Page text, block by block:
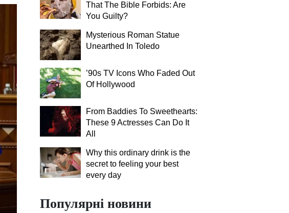
That The Bible Forbids: Are
You Guilty?
Mysterious Roman Statue
Unearthed In Toledo
’90s TV Icons Who Faded Out
Of Hollywood
From Baddies To Sweethearts:
These 9 Actresses Can Do It
All
Why this ordinary drink is the
secret to feeling your best
every day
Популярні новини